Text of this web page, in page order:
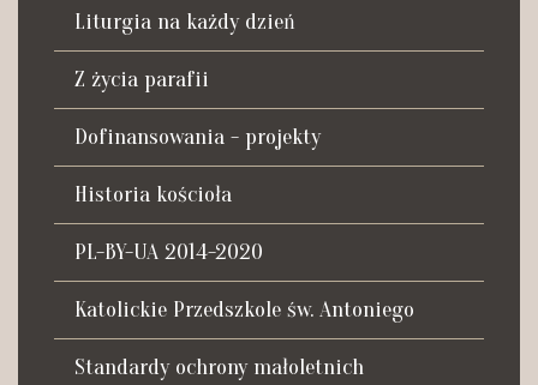
Zwiedzanie kościoła i ekspozycji muzealnej:
kustosz-przewodnik
Roman Postek + 48 667 684 406
Parafia św. Piotra z Alkantary
i św. Antoniego z Padwy
Tadeusza Kościuszki 27a
07-100 Węgrów
e-mail:rkosk@op.pl; wegrow.klasztor@drohiczynska.pl
Numer konta:
Liturgia na każdy dzień
Z życia parafii
Dofinansowania - projekty
Historia kościoła
PL-BY-UA 2014-2020
Katolickie Przedszkole św. Antoniego
Standardy ochrony małoletnich